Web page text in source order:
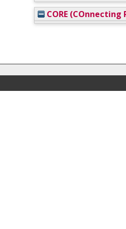
CORE (COnnecting